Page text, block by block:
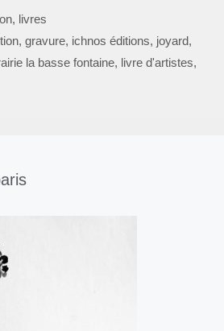
, livres
, gravure, ichnos éditions, joyard,
la basse fontaine, livre d'artistes,